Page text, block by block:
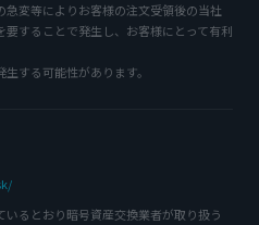
変等によりお客様の注文受領後の当社
することで発生し、お客様にとって有利
する可能性があります。
るとおり暗号資産交換業者が取り扱う